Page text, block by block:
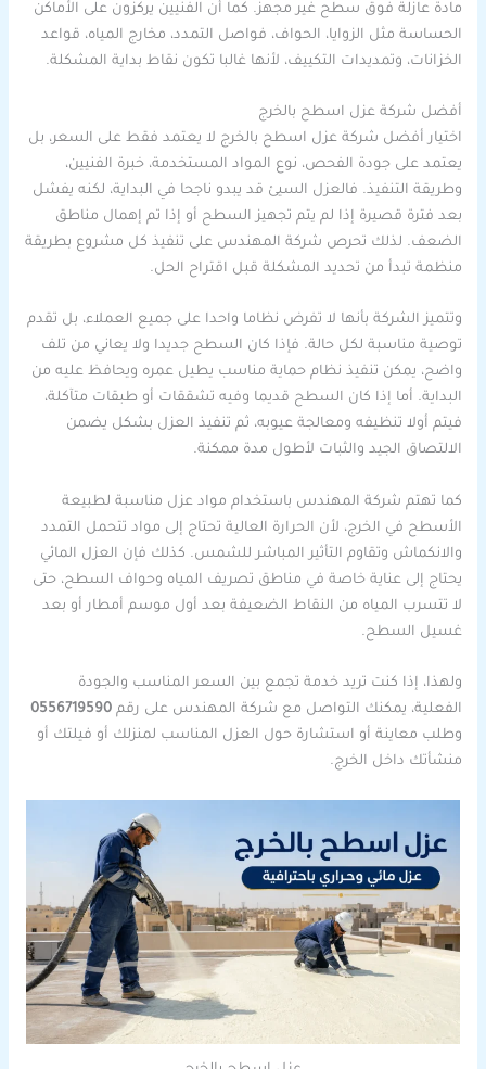
مادة عازلة فوق سطح غير مجهز. كما أن الفنيين يركزون على الأماكن
الحساسة مثل الزوايا، الحواف، فواصل التمدد، مخارج المياه، قواعد
الخزانات، وتمديدات التكييف، لأنها غالبا تكون نقاط بداية المشكلة.
أفضل شركة عزل اسطح بالخرج
اختيار أفضل شركة عزل اسطح بالخرج لا يعتمد فقط على السعر، بل
يعتمد على جودة الفحص، نوع المواد المستخدمة، خبرة الفنيين،
وطريقة التنفيذ. فالعزل السيئ قد يبدو ناجحا في البداية، لكنه يفشل
بعد فترة قصيرة إذا لم يتم تجهيز السطح أو إذا تم إهمال مناطق
الضعف. لذلك تحرص شركة المهندس على تنفيذ كل مشروع بطريقة
منظمة تبدأ من تحديد المشكلة قبل اقتراح الحل.
وتتميز الشركة بأنها لا تفرض نظاما واحدا على جميع العملاء، بل تقدم
توصية مناسبة لكل حالة. فإذا كان السطح جديدا ولا يعاني من تلف
واضح، يمكن تنفيذ نظام حماية مناسب يطيل عمره ويحافظ عليه من
البداية. أما إذا كان السطح قديما وفيه تشققات أو طبقات متآكلة،
فيتم أولا تنظيفه ومعالجة عيوبه، ثم تنفيذ العزل بشكل يضمن
الالتصاق الجيد والثبات لأطول مدة ممكنة.
كما تهتم شركة المهندس باستخدام مواد عزل مناسبة لطبيعة
الأسطح في الخرج، لأن الحرارة العالية تحتاج إلى مواد تتحمل التمدد
والانكماش وتقاوم التأثير المباشر للشمس. كذلك فإن العزل المائي
يحتاج إلى عناية خاصة في مناطق تصريف المياه وحواف السطح، حتى
لا تتسرب المياه من النقاط الضعيفة بعد أول موسم أمطار أو بعد
غسيل السطح.
ولهذا، إذا كنت تريد خدمة تجمع بين السعر المناسب والجودة
الفعلية، يمكنك التواصل مع شركة المهندس على رقم0556719590
وطلب معاينة أو استشارة حول العزل المناسب لمنزلك أو فيلتك أو
منشأتك داخل الخرج.